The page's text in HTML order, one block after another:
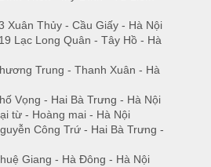
Xuân Thủy - Cầu Giấy - Hà Nội
Lạc Long Quân - Tây Hồ - Hà
Trung - Thanh Xuân - Hà
Vọng - Hai Bà Trưng - Hà Nội
từ - Hoàng mai - Hà Nội
Công Trứ - Hai Bà Trưng -
Giang - Hà Đông - Hà Nội